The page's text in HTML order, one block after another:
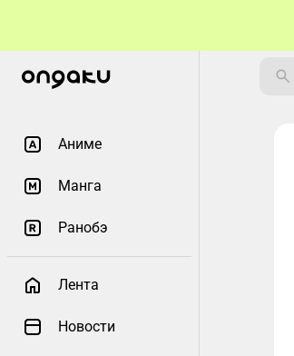
Аниме
Манга
Ранобэ
Лента
Новости